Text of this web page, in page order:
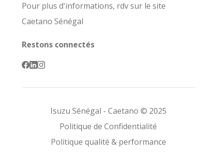
Pour plus d'informations, rdv sur le site
Caetano Sénégal
Restons connectés
Isuzu Sénégal - Caetano © 2025
Politique de Confidentialité
Politique qualité & performance